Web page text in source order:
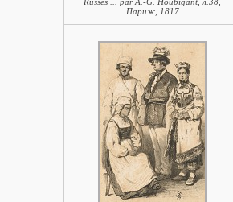
Париж, 1817